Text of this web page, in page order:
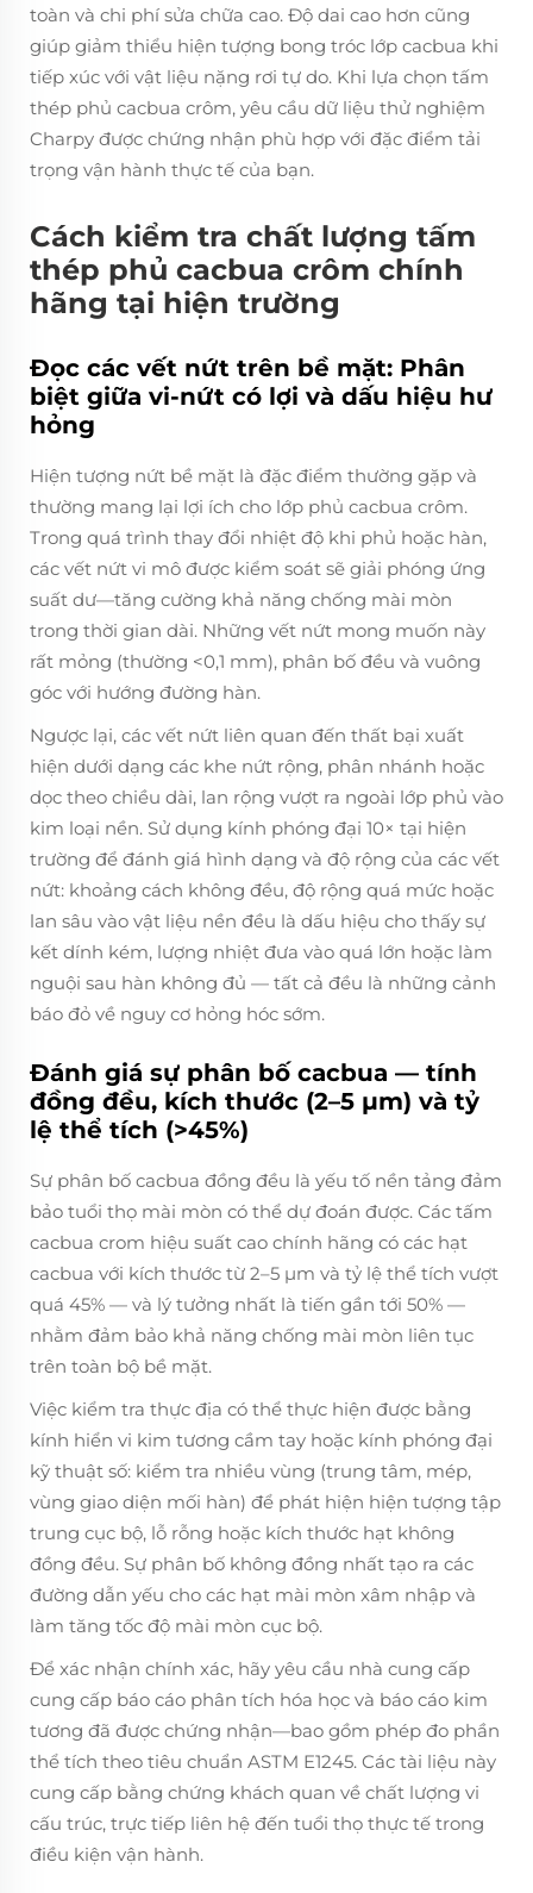
toàn và chi phí sửa chữa cao. Độ dai cao hơn cũng
giúp giảm thiểu hiện tượng bong tróc lớp cacbua khi
tiếp xúc với vật liệu nặng rơi tự do. Khi lựa chọn tấm
thép phủ cacbua crôm, yêu cầu dữ liệu thử nghiệm
Charpy được chứng nhận phù hợp với đặc điểm tải
trọng vận hành thực tế của bạn.
Cách kiểm tra chất lượng tấm
thép phủ cacbua crôm chính
hãng tại hiện trường
Đọc các vết nứt trên bề mặt: Phân
biệt giữa vi-nứt có lợi và dấu hiệu hư
hỏng
Hiện tượng nứt bề mặt là đặc điểm thường gặp và
thường mang lại lợi ích cho lớp phủ cacbua crôm.
Trong quá trình thay đổi nhiệt độ khi phủ hoặc hàn,
các vết nứt vi mô được kiểm soát sẽ giải phóng ứng
suất dư—tăng cường khả năng chống mài mòn
trong thời gian dài. Những vết nứt mong muốn này
rất mỏng (thường <0,1 mm), phân bố đều và vuông
góc với hướng đường hàn.
Ngược lại, các vết nứt liên quan đến thất bại xuất
hiện dưới dạng các khe nứt rộng, phân nhánh hoặc
dọc theo chiều dài, lan rộng vượt ra ngoài lớp phủ vào
kim loại nền. Sử dụng kính phóng đại 10× tại hiện
trường để đánh giá hình dạng và độ rộng của các vết
nứt: khoảng cách không đều, độ rộng quá mức hoặc
lan sâu vào vật liệu nền đều là dấu hiệu cho thấy sự
kết dính kém, lượng nhiệt đưa vào quá lớn hoặc làm
nguội sau hàn không đủ — tất cả đều là những cảnh
báo đỏ về nguy cơ hỏng hóc sớm.
Đánh giá sự phân bố cacbua — tính
đồng đều, kích thước (2–5 µm) và tỷ
lệ thể tích (>45%)
Sự phân bố cacbua đồng đều là yếu tố nền tảng đảm
bảo tuổi thọ mài mòn có thể dự đoán được. Các tấm
cacbua crom hiệu suất cao chính hãng có các hạt
cacbua với kích thước từ 2–5 µm và tỷ lệ thể tích vượt
quá 45% — và lý tưởng nhất là tiến gần tới 50% —
nhằm đảm bảo khả năng chống mài mòn liên tục
trên toàn bộ bề mặt.
Việc kiểm tra thực địa có thể thực hiện được bằng
kính hiển vi kim tương cầm tay hoặc kính phóng đại
kỹ thuật số: kiểm tra nhiều vùng (trung tâm, mép,
vùng giao diện mối hàn) để phát hiện hiện tượng tập
trung cục bộ, lỗ rỗng hoặc kích thước hạt không
đồng đều. Sự phân bố không đồng nhất tạo ra các
đường dẫn yếu cho các hạt mài mòn xâm nhập và
làm tăng tốc độ mài mòn cục bộ.
Để xác nhận chính xác, hãy yêu cầu nhà cung cấp
cung cấp báo cáo phân tích hóa học và báo cáo kim
tương đã được chứng nhận—bao gồm phép đo phần
thể tích theo tiêu chuẩn ASTM E1245. Các tài liệu này
cung cấp bằng chứng khách quan về chất lượng vi
cấu trúc, trực tiếp liên hệ đến tuổi thọ thực tế trong
điều kiện vận hành.